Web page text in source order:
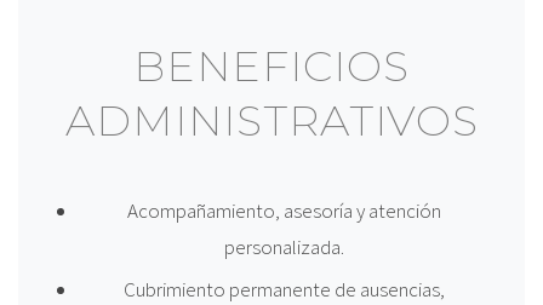
BENEFICIOS
ADMINISTRATIVOS
Acompañamiento, asesoría y atención
personalizada.
Cubrimiento permanente de ausencias,